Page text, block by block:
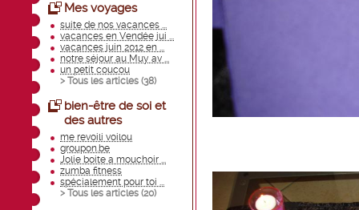
Mes voyages
suite de nos vacances ...
vacances en Vendée jui ...
vacances juin 2012 en ...
notre séjour au Muy av ...
un petit coucou
> Tous les articles (38)
bien-être de soi et
des autres
me revoili voilou
groupon.be
Jolie boite a mouchoir ...
zumba fitness
spécialement pour toi ...
> Tous les articles (20)